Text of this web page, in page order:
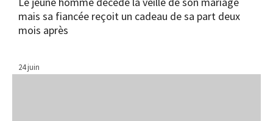
mais sa fiancée reçoit un cadeau de sa part deux
mois après
24 juin